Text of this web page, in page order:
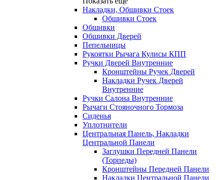
Накладки, Обшивки Стоек
Обшивки Стоек
Обшивки
Обшивки Дверей
Пепельницы
Рукоятки Рычага Кулисы КПП
Ручки Дверей Внутренние
Кронштейны Ручек Дверей
Накладки Ручек Дверей
Внутренние
Ручки Салона Внутренние
Рычаги Стояночного Тормоза
Сиденья
Уплотнители
Центральная Панель, Накладки
Центральной Панели
Заглушки Передней Панели
(Торпеды)
Кронштейны Передней Панели
Накладки Центральной Панели